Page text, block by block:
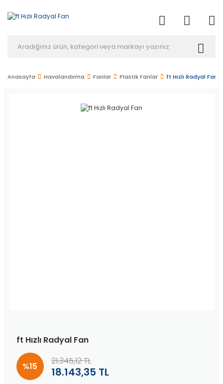
Anasayfa Havalandırma Fanlar Plastik Fanlar ft Hızlı Radyal Fan
ft Hızlı Radyal Fan
%15 18.143,35 TL
21.345,12 TL